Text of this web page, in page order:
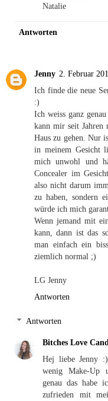
Natalie
Antworten
Jenny 2. Februar
Ich finde die neue
:)
Ich weiss ganz
kann mir seit Jahren
Haus zu gehen. Nur
in meinem Gesicht
mich unwohl und
Concealer im
also nicht darum
zu haben, sondern
würde ich mich
Wenn jemand mit
kann, dann ist das
man einfach ein
ziemlich normal ;)
LG Jenny
Antworten
Antworten
Bitches Love
Hej liebe Jenny
wenig Make-Up
genau das habe
zufrieden mit